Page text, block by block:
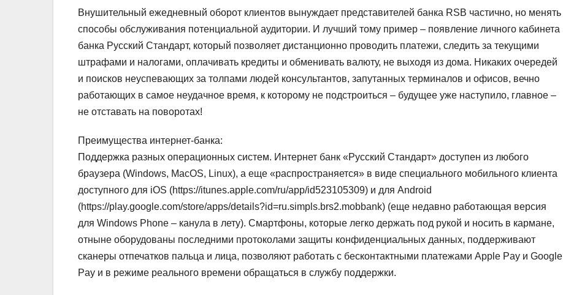
Внушительный ежедневный оборот клиентов вынуждает представителей банка RSB частично, но менять
способы обслуживания потенциальной аудитории. И лучший тому пример – появление личного кабинета
банка Русский Стандарт, который позволяет дистанционно проводить платежи, следить за текущими
штрафами и налогами, оплачивать кредиты и обменивать валюту, не выходя из дома. Никаких очередей
и поисков неуспевающих за толпами людей консультантов, запутанных терминалов и офисов, вечно
работающих в самое неудачное время, к которому не подстроиться – будущее уже наступило, главное –
не отставать на поворотах!
Преимущества интернет-банка:
Поддержка разных операционных систем. Интернет банк «Русский Стандарт» доступен из любого
браузера (Windows, MacOS, Linux), а еще «распространяется» в виде специального мобильного клиента
доступного для iOS (https://itunes.apple.com/ru/app/id523105309) и для Android
(https://play.google.com/store/apps/details?id=ru.simpls.brs2.mobbank) (еще недавно работающая версия
для Windows Phone – канула в лету). Смартфоны, которые легко держать под рукой и носить в кармане,
отныне оборудованы последними протоколами защиты конфиденциальных данных, поддерживают
сканеры отпечатков пальца и лица, позволяют работать с бесконтактными платежами Apple Pay и Google
Pay и в режиме реального времени обращаться в службу поддержки.